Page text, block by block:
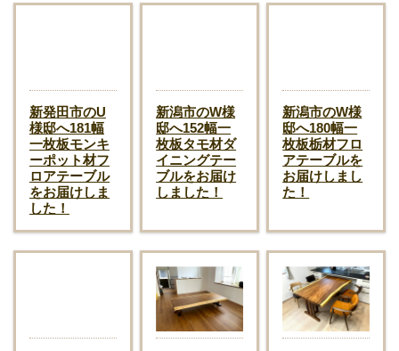
新発田市のU
様邸へ181幅
一枚板モンキ
ーポット材フ
ロアテーブル
をお届けしま
した！
新潟市のW様
邸へ152幅一
枚板タモ材ダ
イニングテー
ブルをお届け
しました！
新潟市のW様
邸へ180幅一
枚板栃材フロ
アテーブルを
お届けしまし
た！